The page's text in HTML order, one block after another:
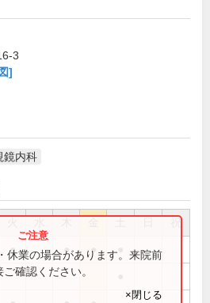
3
]
鏡内科
祝
● ● ●
休業の場合があります。来院前
確認ください。
×閉じる